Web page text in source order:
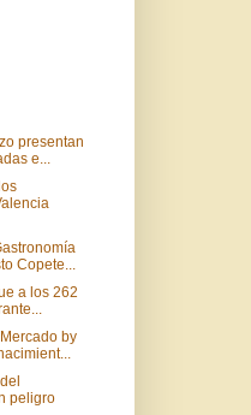
presentan
e...
Copete...
a los 262
by
peligro